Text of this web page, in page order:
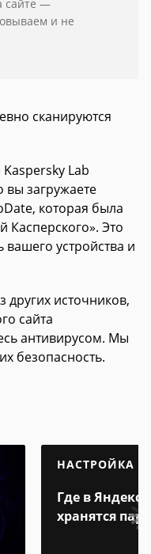
сайте —
и не
сканируются
Lab
вы загружаете
которая была
Касперского». Это
вашего устройства и
других источников,
сайта
антивирусом. Мы
безопасность.
НАСТРОЙКА
Где в Яндекс
хранятся